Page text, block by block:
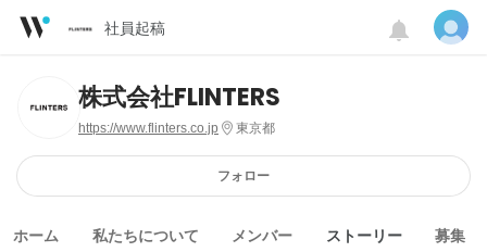
社員起稿
株式会社FLINTERS
https://www.flinters.co.jp 東京都
フォロー
ホーム 私たちについて メンバー ストーリー 募集